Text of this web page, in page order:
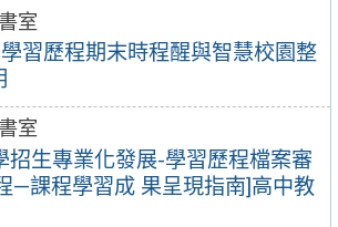
室
習歷程期末時程醒與智慧校園整
室
招生專業化發展-學習歷程檔案審
—課程學習成 果呈現指南]高中教